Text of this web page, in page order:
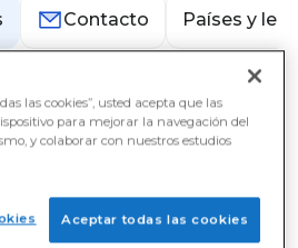
Contacto Países y
nuestra misión es capacitar a
proporcionándoles la mejor
a la hora de realizar
las cookies”, usted acepta que las
para mejorar la navegación del
y colaborar con nuestros estudios
Aceptar todas las cookies